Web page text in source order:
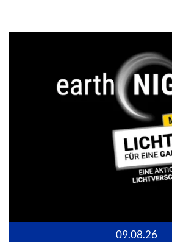
09.08.26